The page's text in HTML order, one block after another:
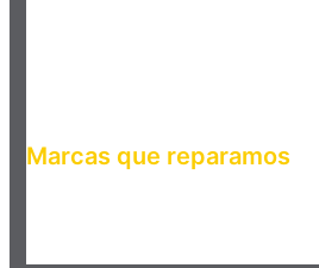
Marcas que reparamos